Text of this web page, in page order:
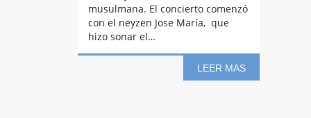
musulmana. El concierto comenzó
con el neyzen Jose María, que
hizo sonar el…
LEER MAS